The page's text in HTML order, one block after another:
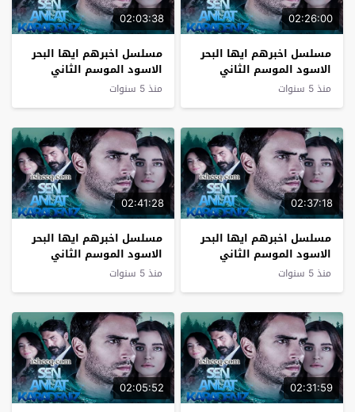
02:26:00
مسلسل اخبرهم ايها البحر
الاسود الموسم الثاني
الحلقة 27
منذ 5 سنوات
02:03:38
مسلسل اخبرهم ايها البحر
الاسود الموسم الثاني
الحلقة 26
منذ 5 سنوات
02:37:18
مسلسل اخبرهم ايها البحر
الاسود الموسم الثاني
الحلقة 25
منذ 5 سنوات
02:41:28
مسلسل اخبرهم ايها البحر
الاسود الموسم الثاني
الحلقة 24
منذ 5 سنوات
02:31:59
02:05:52